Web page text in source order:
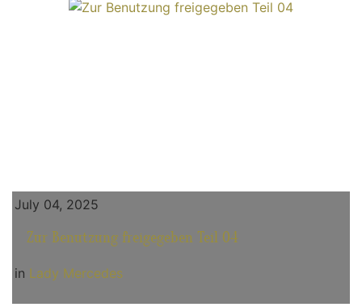
July 04, 2025
Zur Benutzung freigegeben Teil 04
in Lady Mercedes